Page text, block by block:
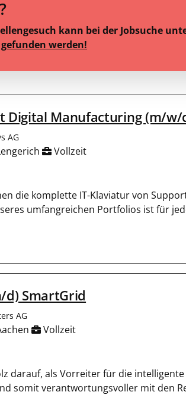
kann bei der Jobsuche
werden!
Digital Manufacturing (m/w/
AG
Vollzeit
die komplette IT-Klaviatur von
umfangreichen Portfolios ist für
d) SmartGrid
AG
Vollzeit
darauf, als Vorreiter für die
somit verantwortungsvoller mit den